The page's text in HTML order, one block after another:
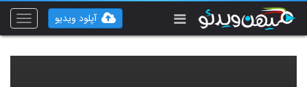
Toggle
آپلود ویدیو